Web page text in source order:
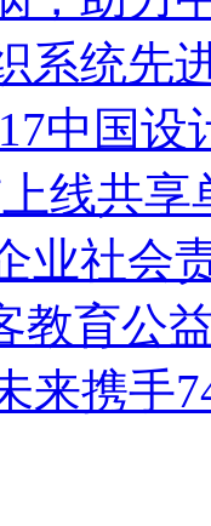
系统先
中国
线共
业社会
教育公
来携手